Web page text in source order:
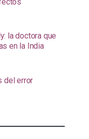
la doctora que
en la India
del error